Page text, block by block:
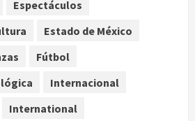
Salud
obrero y empresarial
al IMSS nuevo hospital en
agosto 6, 2026
Espectáculos
Estado de México
Fútbol
Internacional
International